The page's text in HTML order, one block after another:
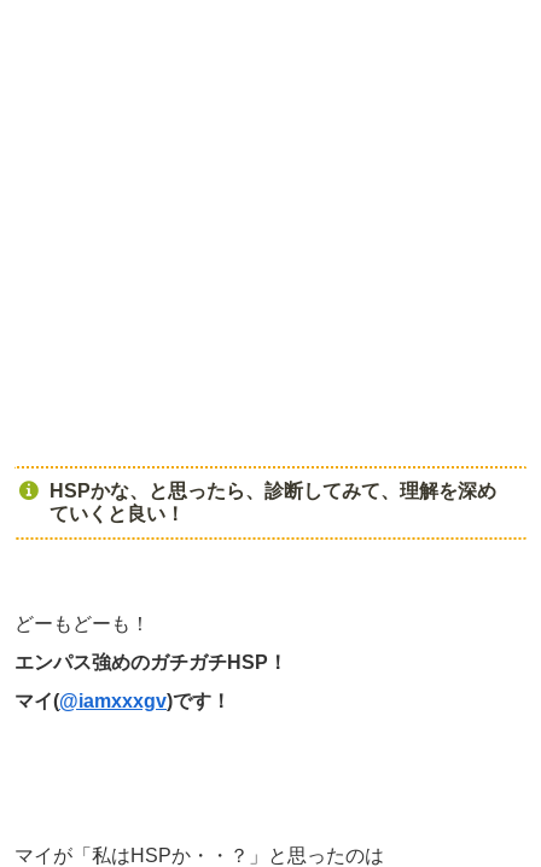
HSPかな、と思ったら、診断してみて、理解を深め
ていくと良い！
どーもどーも！
エンパス強めのガチガチHSP！
マイ(@iamxxxgv)です！
マイが「私はHSPか・・？」と思ったのは